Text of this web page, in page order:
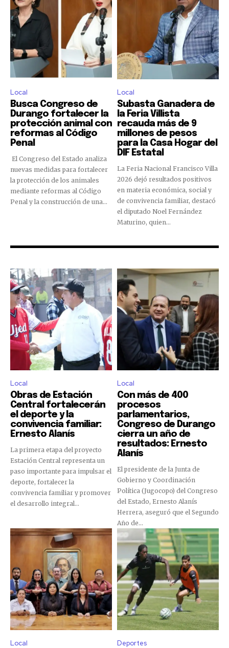
Local
Busca Congreso de
Durango fortalecer la
protección animal con
reformas al Código
Penal
El Congreso del Estado analiza
nuevas medidas para fortalecer
la protección de los animales
mediante reformas al Código
Penal y la construcción de una...
Local
Subasta Ganadera de
la Feria Villista
recauda más de 9
millones de pesos
para la Casa Hogar del
DIF Estatal
La Feria Nacional Francisco Villa
2026 dejó resultados positivos
en materia económica, social y
de convivencia familiar, destacó
el diputado Noel Fernández
Maturino, quien...
Local
Obras de Estación
Central fortalecerán
el deporte y la
convivencia familiar:
Ernesto Alanís
La primera etapa del proyecto
Estación Central representa un
paso importante para impulsar el
deporte, fortalecer la
convivencia familiar y promover
el desarrollo integral...
Local
Con más de 400
procesos
parlamentarios,
Congreso de Durango
cierra un año de
resultados: Ernesto
Alanís
El presidente de la Junta de
Gobierno y Coordinación
Política (Jugocopo) del Congreso
del Estado, Ernesto Alanís
Herrera, aseguró que el Segundo
Año de...
Local Deportes